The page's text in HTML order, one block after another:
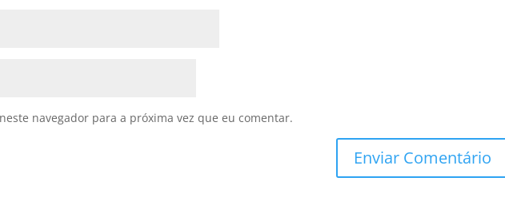
navegador para a próxima vez que eu comentar.